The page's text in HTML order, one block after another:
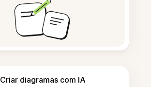
Criar diagramas com IA